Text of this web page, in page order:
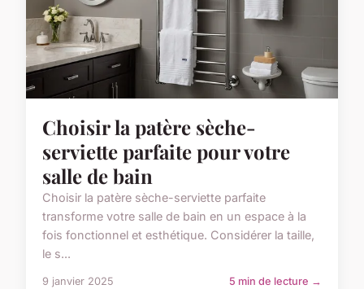
Choisir la patère sèche-
serviette parfaite pour votre
salle de bain
Choisir la patère sèche-serviette parfaite
transforme votre salle de bain en un espace à la
fois fonctionnel et esthétique. Considérer la taille,
le s...
9 janvier 2025 5 min de lecture →